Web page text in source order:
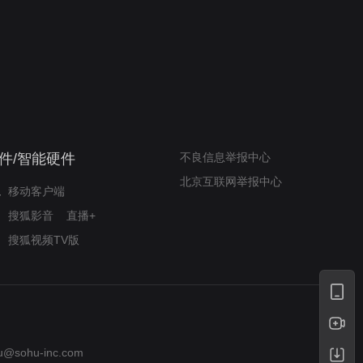
/智能硬件
移动客户端
搜狐影音
直播+
搜狐视频TV版
不良信息举报中心
北京互联网举报中心
inc.com